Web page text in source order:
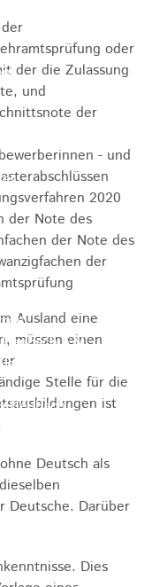
e.V.
Heubach
oder
der die Zulassung
und
der
- und
2020
der Note des
der Note des
der
Ausland eine
müssen einen
Stelle für die
ist
Deutsch als
Deutsche. Darüber
Dies